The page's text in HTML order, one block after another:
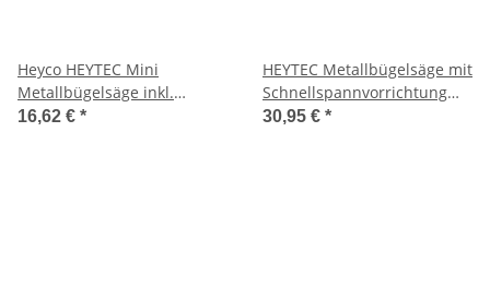
Heyco HEYTEC Mini
Metallbügelsäge inkl.
Sägeblätter für Metall/Holz,
16,62 € *
HEYTEC Metallbügelsäge mit
Schnellspannvorrichtung
inkl. Sägeblätter, 5081610
30,95 € *